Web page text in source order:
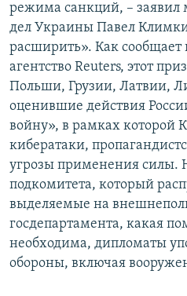
режима санкций, –
дел Украины Павел
расширить». Как
агентство Reuters, этот
Польши, Грузии, Латвии,
оценившие действия
войну», в рамках которой
кибератаки,
угрозы применения силы.
подкомитета, который
выделяемые на
госдепартамента, какая
необходима, дипломаты
обороны, включая